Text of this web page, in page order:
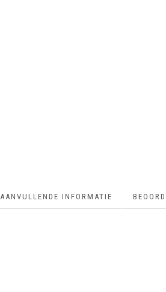
AANVULLENDE INFORMATIE